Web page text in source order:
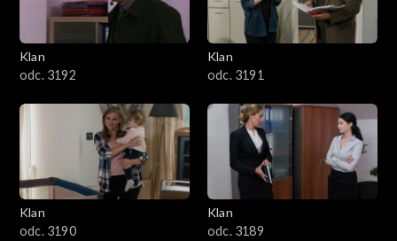
3101–3200
3001–3100
2901–3000
2801–2900
2701–2800
Klan
odc. 3192
Klan
odc. 3191
Klan
odc. 3190
Klan
odc. 3189